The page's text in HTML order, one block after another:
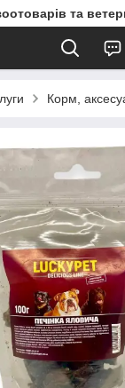
та
Корм,